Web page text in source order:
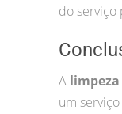
do serviço
A
um